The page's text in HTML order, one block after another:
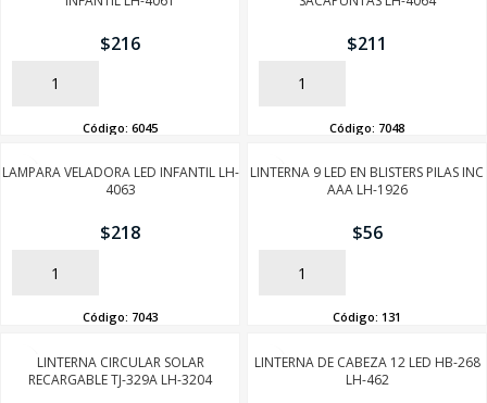
$216
AÑADIR
Código: 6045
$211
AÑADIR
Código: 7048
LAMPARA VELADORA LED INFANTIL LH-
4063
$218
AÑADIR
Código: 7043
LINTERNA 9 LED EN BLISTERS PILAS INC
AAA LH-1926
$56
AÑADIR
Código: 131
LINTERNA CIRCULAR SOLAR
RECARGABLE TJ-329A LH-3204
LINTERNA DE CABEZA 12 LED HB-268
LH-462